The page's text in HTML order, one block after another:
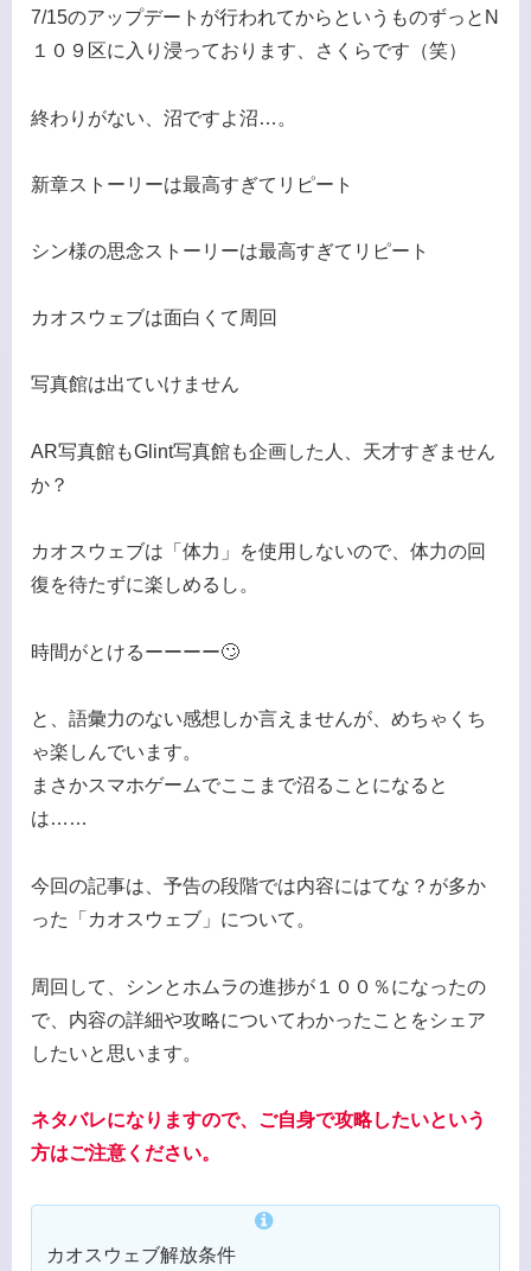
7/15のアップデートが行われてからというものずっとN
１０９区に入り浸っております、さくらです（笑）
終わりがない、沼ですよ沼…。
新章ストーリーは最高すぎてリピート
シン様の思念ストーリーは最高すぎてリピート
カオスウェブは面白くて周回
写真館は出ていけません
AR写真館もGlint写真館も企画した人、天才すぎません
か？
カオスウェブは「体力」を使用しないので、体力の回
復を待たずに楽しめるし。
時間がとけるーーーー🙄
と、語彙力のない感想しか言えませんが、めちゃくち
ゃ楽しんでいます。
まさかスマホゲームでここまで沼ることになると
は……
今回の記事は、予告の段階では内容にはてな？が多か
った「カオスウェブ」について。
周回して、シンとホムラの進捗が１００％になったの
で、内容の詳細や攻略についてわかったことをシェア
したいと思います。
ネタバレになりますので、ご自身で攻略したいという
方はご注意ください。
カオスウェブ解放条件